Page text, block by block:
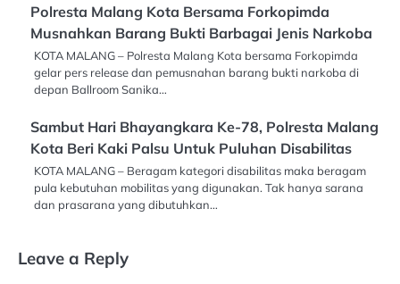
Polresta Malang Kota Bersama Forkopimda
Musnahkan Barang Bukti Barbagai Jenis Narkoba
KOTA MALANG – Polresta Malang Kota bersama Forkopimda
gelar pers release dan pemusnahan barang bukti narkoba di
depan Ballroom Sanika…
Sambut Hari Bhayangkara Ke-78, Polresta Malang
Kota Beri Kaki Palsu Untuk Puluhan Disabilitas
KOTA MALANG – Beragam kategori disabilitas maka beragam
pula kebutuhan mobilitas yang digunakan. Tak hanya sarana
dan prasarana yang dibutuhkan…
Leave a Reply